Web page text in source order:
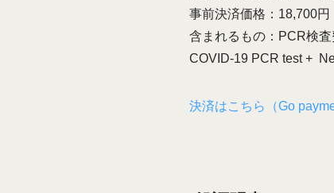
事前決済価格：18,700
含まれるもの：PCR検
COVID-19 PCR test +
決済はこちら（Go